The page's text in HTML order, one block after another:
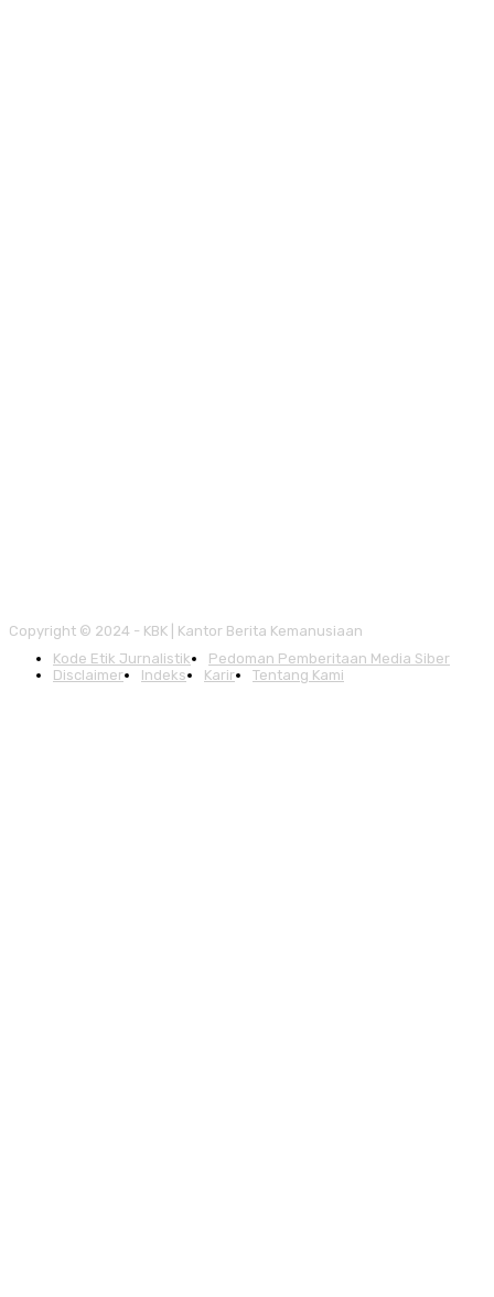
Copyright © 2024 - KBK | Kantor Berita Kemanusiaan
Kode Etik Jurnalistik
Pedoman Pemberitaan Media Siber
Disclaimer
Indeks Karir Tentang Kami